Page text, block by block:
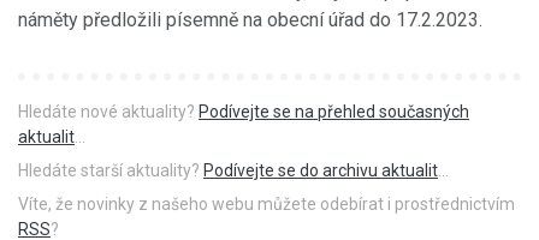
náměty předložili písemně na obecní úřad do 17.2.2023.
Hledáte nové aktuality? Podívejte se na přehled současných
aktualit
Hledáte starší aktuality? Podívejte se do archivu aktualit
Víte, že novinky z našeho webu můžete odebírat i prostřednictvím
RSS?